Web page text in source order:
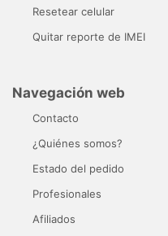
Resetear celular
Quitar reporte de IMEI
Navegación web
Contacto
¿Quiénes somos?
Estado del pedido
Profesionales
Afiliados